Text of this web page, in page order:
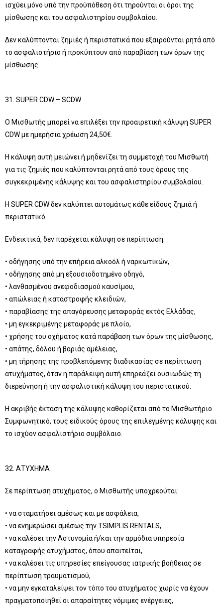
ισχύει μόνο υπό την προϋπόθεση ότι τηρούνται οι όροι της
μίσθωσης και του ασφαλιστηρίου συμβολαίου.
Δεν καλύπτονται ζημιές ή περιστατικά που εξαιρούνται ρητά από
το ασφαλιστήριο ή προκύπτουν από παραβίαση των όρων της
μίσθωσης.
31. SUPER CDW – SCDW
Ο Μισθωτής μπορεί να επιλέξει την προαιρετική κάλυψη SUPER
CDW με ημερήσια χρέωση 24,50€.
Η κάλυψη αυτή μειώνει ή μηδενίζει τη συμμετοχή του Μισθωτή
για τις ζημιές που καλύπτονται ρητά από τους όρους της
συγκεκριμένης κάλυψης και του ασφαλιστηρίου συμβολαίου.
Η SUPER CDW δεν καλύπτει αυτομάτως κάθε είδους ζημιά ή
περιστατικό.
Ενδεικτικά, δεν παρέχεται κάλυψη σε περίπτωση:
• οδήγησης υπό την επήρεια αλκοόλ ή ναρκωτικών,
• οδήγησης από μη εξουσιοδοτημένο οδηγό,
• λανθασμένου ανεφοδιασμού καυσίμου,
• απώλειας ή καταστροφής κλειδιών,
• παραβίασης της απαγόρευσης μεταφοράς εκτός Ελλάδας,
• μη εγκεκριμένης μεταφοράς με πλοίο,
• χρήσης του οχήματος κατά παράβαση των όρων της μίσθωσης,
• απάτης, δόλου ή βαριάς αμέλειας,
• μη τήρησης της προβλεπόμενης διαδικασίας σε περίπτωση
ατυχήματος, όταν η παράλειψη αυτή επηρεάζει ουσιωδώς τη
διερεύνηση ή την ασφαλιστική κάλυψη του περιστατικού.
Η ακριβής έκταση της κάλυψης καθορίζεται από το Μισθωτήριο
Συμφωνητικό, τους ειδικούς όρους της επιλεγμένης κάλυψης και
το ισχύον ασφαλιστήριο συμβόλαιο.
32. ΑΤΥΧΗΜΑ
Σε περίπτωση ατυχήματος, ο Μισθωτής υποχρεούται:
• να σταματήσει αμέσως και με ασφάλεια,
• να ενημερώσει αμέσως την TSIMPLIS RENTALS,
• να καλέσει την Αστυνομία ή/και την αρμόδια υπηρεσία
καταγραφής ατυχήματος, όπου απαιτείται,
• να καλέσει τις υπηρεσίες επείγουσας ιατρικής βοήθειας σε
περίπτωση τραυματισμού,
• να μην εγκαταλείψει τον τόπο του ατυχήματος χωρίς να έχουν
πραγματοποιηθεί οι απαραίτητες νόμιμες ενέργειες,